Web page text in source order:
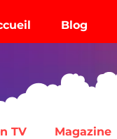
Blog
TV Magazine